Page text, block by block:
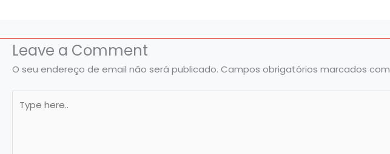
Leave a Comment
O seu endereço de email não será publicado. Campos obrigatórios marcados com
here..